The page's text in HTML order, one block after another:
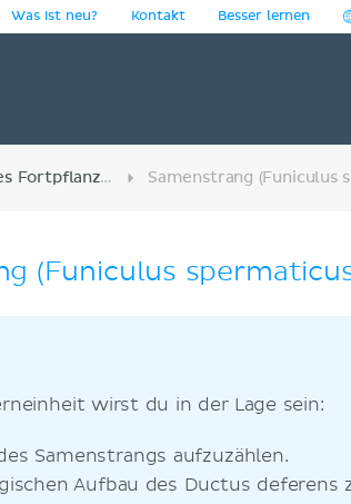
Was ist neu? Kontakt Besser lernen
Männliches Fortpflanzungssystem
(Funiculus
wirst du in der Lage sein:
Samenstrangs aufzuzählen.
Aufbau des Ductus deferens